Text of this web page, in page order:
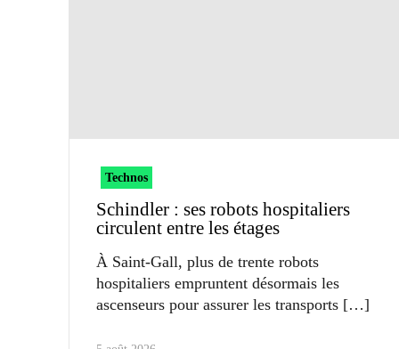
Technos
Schindler : ses robots hospitaliers
circulent entre les étages
À Saint-Gall, plus de trente robots
hospitaliers empruntent désormais les
ascenseurs pour assurer les transports